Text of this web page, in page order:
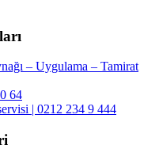
– Uygulama – Tamirat
64
| 0212 234 9 444